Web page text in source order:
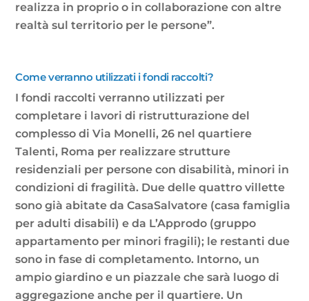
realizza in proprio o in collaborazione con altre
realtà sul territorio per le persone”.
Come verranno utilizzati i fondi raccolti?
I fondi raccolti verranno utilizzati per
completare i lavori di ristrutturazione del
complesso di Via Monelli, 26 nel quartiere
Talenti, Roma per realizzare strutture
residenziali per persone con disabilità, minori in
condizioni di fragilità. Due delle quattro villette
sono già abitate da CasaSalvatore (casa famiglia
per adulti disabili) e da L’Approdo (gruppo
appartamento per minori fragili); le restanti due
sono in fase di completamento. Intorno, un
ampio giardino e un piazzale che sarà luogo di
aggregazione anche per il quartiere. Un